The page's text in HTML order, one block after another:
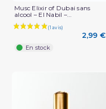
(3 avis)
Musc Elixir of Dubai sans
alcool – El Nabil –...
2,99 €
En stock